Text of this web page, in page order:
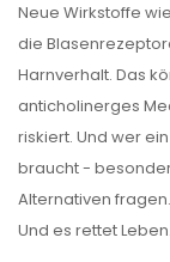
Neue Wirkstoffe
die
Harnverhalt. Das
anticholinerges
riskiert. Und wer
braucht -
Alternativen
Und es rettet Leben.